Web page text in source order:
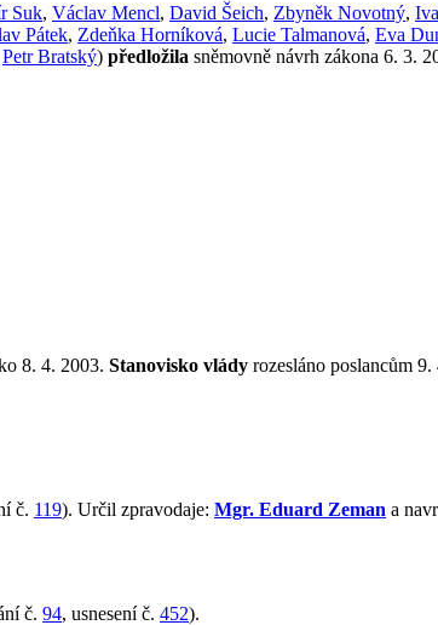
Suk, Václav Mencl, David Šeich, Zbyněk Novotný,
Pátek, Zdeňka Horníková, Lucie Talmanová, Eva
Petr Bratský) předložila sněmovně návrh zákona 6. 3.
8. 4. 2003. Stanovisko vlády rozesláno poslancům
č. 119). Určil zpravodaje: Mgr. Eduard Zeman a
č. 94, usnesení č. 452).